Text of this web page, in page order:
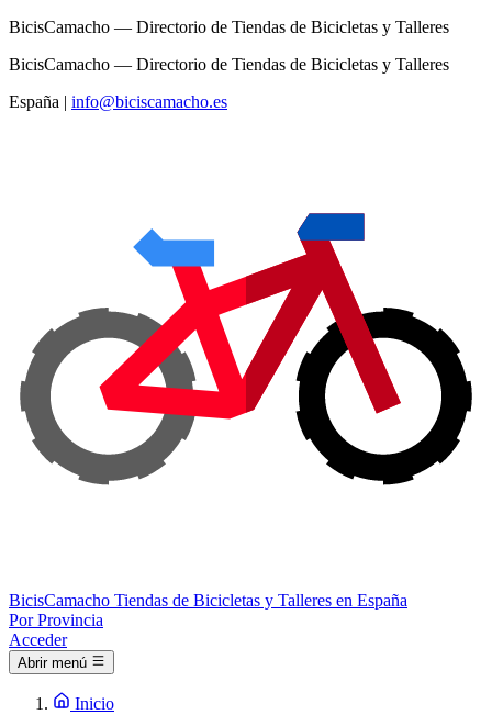
BicisCamacho — Directorio de Tiendas de Bicicletas y Talleres
BicisCamacho — Directorio de Tiendas de Bicicletas y Talleres
España | info@biciscamacho.es
BicisCamacho Tiendas de Bicicletas y Talleres en España
Por Provincia
Acceder
Abrir menú
Inicio